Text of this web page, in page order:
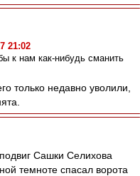
21:02
к нам как-нибудь сманить
только недавно уволили,
Сашки Селихова
темноте спасал ворота